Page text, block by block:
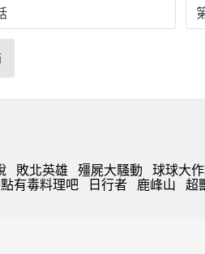
敗北英雄 殭屍大騷動 球球大
有毒料理吧 日行者 鹿峰山 超